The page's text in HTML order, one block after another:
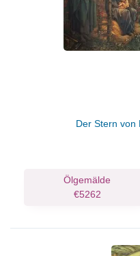
Der Stern von
Ölgemälde
€5262